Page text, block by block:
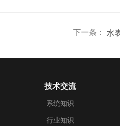
下一条：
技术交流
系统知识
行业知识